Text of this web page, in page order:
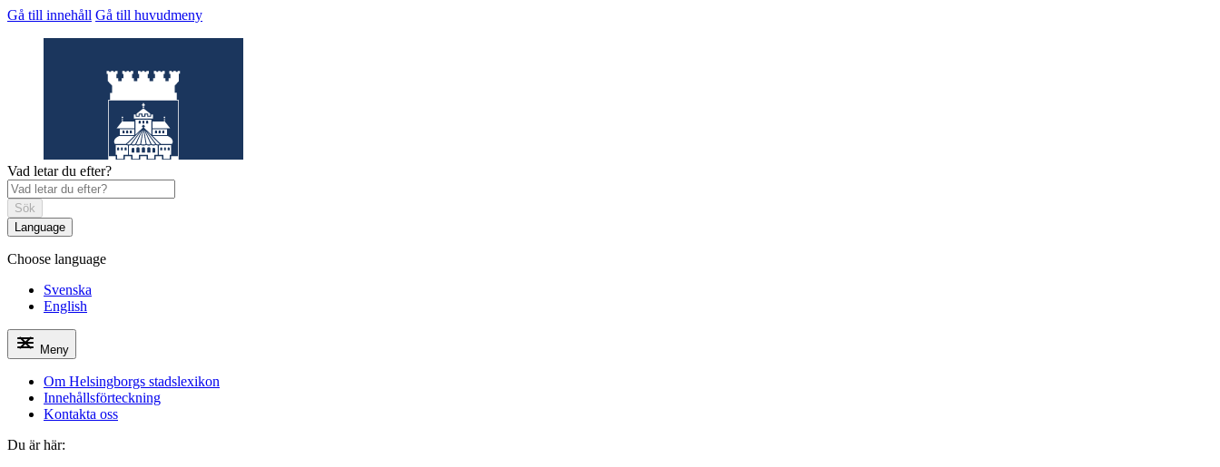
Gå till innehåll Gå till huvudmeny
Helsingborgs stadslexikon
Vad letar du efter?
Sök
Language
Choose language
Svenska
English
Meny
Om Helsingborgs stadslexikon
Innehållsförteckning
Kontakta oss
Du är här: